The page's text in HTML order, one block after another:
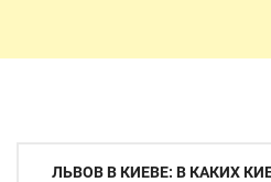
Навигация
ЛЬВОВ В КИЕВЕ: В КАКИХ